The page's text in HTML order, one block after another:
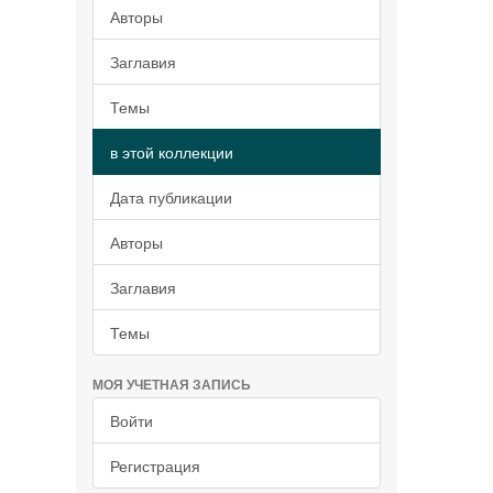
Авторы
Заглавия
Темы
в этой коллекции
Дата публикации
Авторы
Заглавия
Темы
МОЯ УЧЕТНАЯ ЗАПИСЬ
Войти
Регистрация